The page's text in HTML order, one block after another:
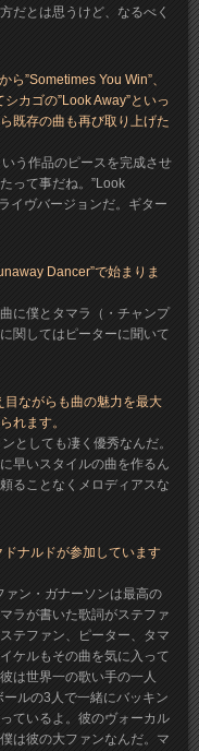
だとは思うけど、なるべく
”Sometimes You Win”、
カゴの”Look Away”といっ
既存の曲も再び取り上げた
う作品のピースを完成させ
って事だね。”Look
イヴバージョンだ。ギター
Dancer”で始まりま
に僕とタマラ（・チャンプ
関してはピーターに聞いて
目ながらも曲の魅力を最大
れます。
としても凄く優秀なんだ。
早いスタイルの曲を作るん
ることなくメロディアスな
ドナルドが参加しています
ァン・ガナーソンは最高の
ラが書いた歌詞がステファ
テファン、ピーター、タマ
ケルもその曲を気に入って
は世界一の歌い手の一人
ルの3人で一緒にバッキン
ているよ。彼のヴォーカル
は彼の大ファンなんだ。マ